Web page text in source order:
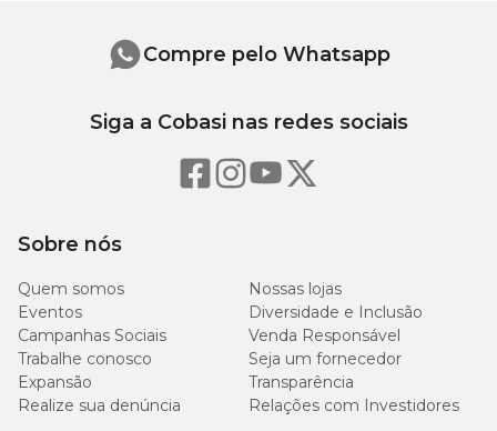
Sobre nós
Quem somos
Nossas lojas
Eventos
Diversidade e Inclusão
Campanhas Sociais
Venda Responsável
Trabalhe conosco
Seja um fornecedor
Expansão
Transparência
Realize sua denúncia
Relações com Investidores
Compre pelo Whatsapp
Siga a Cobasi nas redes sociais